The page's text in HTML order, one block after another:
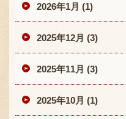
2026年1月 (1)
2025年12月 (3)
2025年11月 (3)
2025年10月 (1)